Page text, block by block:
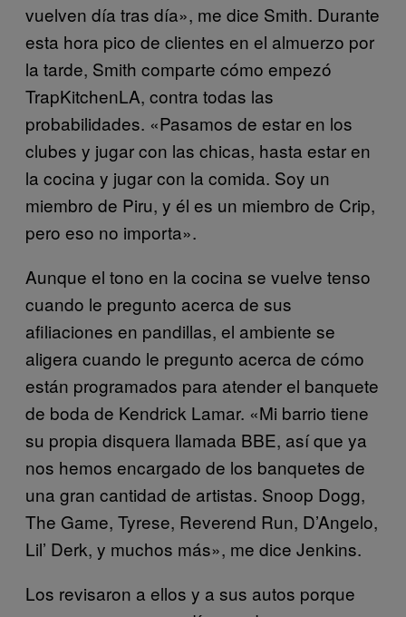
vuelven día tras día», me dice Smith. Durante
esta hora pico de clientes en el almuerzo por
la tarde, Smith comparte cómo empezó
TrapKitchenLA, contra todas las
probabilidades. «Pasamos de estar en los
clubes y jugar con las chicas, hasta estar en
la cocina y jugar con la comida. Soy un
miembro de Piru, y él es un miembro de Crip,
pero eso no importa».
Aunque el tono en la cocina se vuelve tenso
cuando le pregunto acerca de sus
afiliaciones en pandillas, el ambiente se
aligera cuando le pregunto acerca de cómo
están programados para atender el banquete
de boda de Kendrick Lamar. «Mi barrio tiene
su propia disquera llamada BBE, así que ya
nos hemos encargado de los banquetes de
una gran cantidad de artistas. Snoop Dogg,
The Game, Tyrese, Reverend Run, D’Angelo,
Lil’ Derk, y muchos más», me dice Jenkins.
Los revisaron a ellos y a sus autos porque